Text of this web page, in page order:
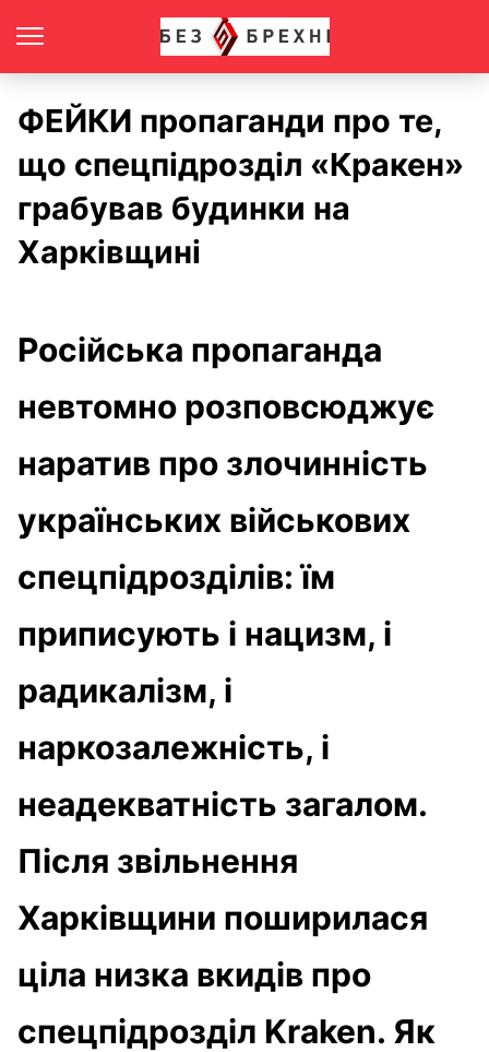
ФЕЙКИ пропаганди про те,
що спецпідрозділ «Кракен»
грабував будинки на
Харківщині
Російська пропаганда
невтомно розповсюджує
наратив про злочинність
українських військових
спецпідрозділів: їм
приписують і нацизм, і
радикалізм, і
наркозалежність, і
неадекватність загалом.
Після звільнення
Харківщини поширилася
ціла низка вкидів про
спецпідрозділ Kraken. Як